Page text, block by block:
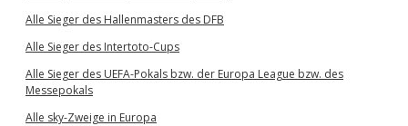
Alle Sieger des Hallenmasters des DFB
Alle Sieger des Intertoto-Cups
Alle Sieger des UEFA-Pokals bzw. der Europa League bzw. des
Messepokals
Alle sky-Zweige in Europa